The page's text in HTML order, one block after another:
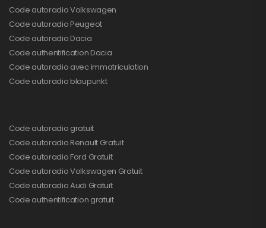
Code autoradio Volkswagen
Code autoradio Peugeot
Code autoradio Dacia
Code authentification Dacia
Code autoradio avec immatriculation
Code autoradio blaupunkt
Code autoradio gratuit
Code autoradio Renault Gratuit
Code autoradio Ford Gratuit
Code autoradio Volkswagen Gratuit
Code autoradio Audi Gratuit
Code authentification gratuit